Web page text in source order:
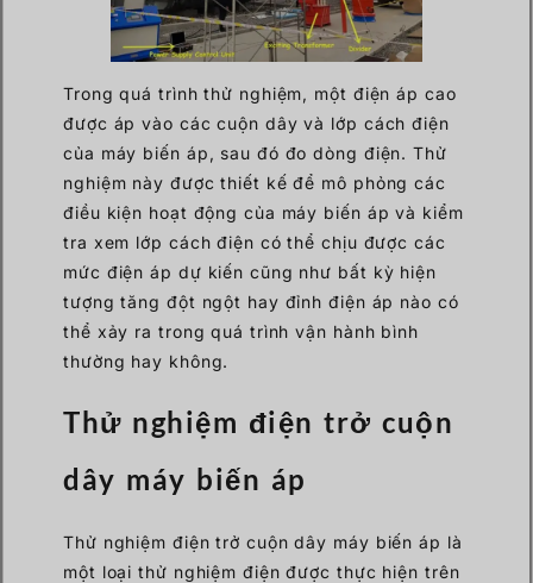
Trong quá trình thử nghiệm, một điện áp cao
được áp vào các cuộn dây và lớp cách điện
của máy biến áp, sau đó đo dòng điện. Thử
nghiệm này được thiết kế để mô phỏng các
điều kiện hoạt động của máy biến áp và kiểm
tra xem lớp cách điện có thể chịu được các
mức điện áp dự kiến cũng như bất kỳ hiện
tượng tăng đột ngột hay đỉnh điện áp nào có
thể xảy ra trong quá trình vận hành bình
thường hay không.
Thử nghiệm điện trở cuộn
dây máy biến áp
Thử nghiệm điện trở cuộn dây máy biến áp là
một loại thử nghiệm điện được thực hiện trên